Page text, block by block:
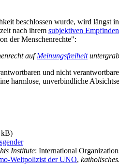
beschlossen wurde, wird längst
nach ihrem subjektiven Empfinden
der Menschenrechte":
aufMeinungsfreiheit
und nicht
harmlose, unverbindliche
kB)
Institute: International
Weltpolizist der UNO,